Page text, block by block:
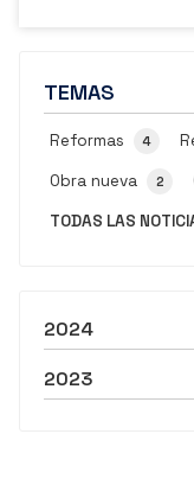
TEMAS
TODAS LAS
Reformas 4
Obra nueva 2
2024
2023